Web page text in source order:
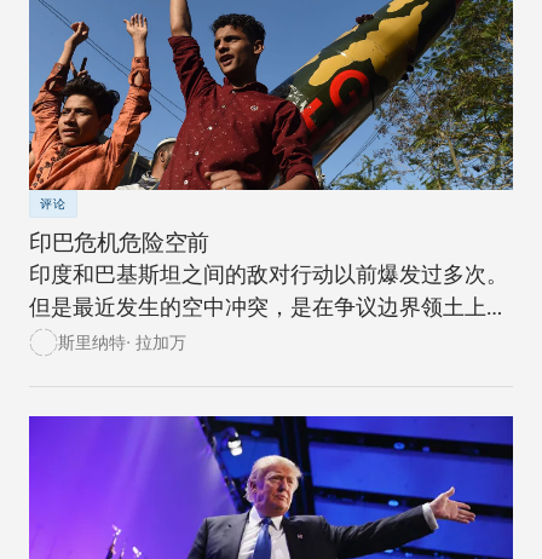
评论
印巴危机危险空前
印度和巴基斯坦之间的敌对行动以前爆发过多次。
但是最近发生的空中冲突，是在争议边界领土上爆
发冲突的升级，后果危险。
斯里纳特· 拉加万